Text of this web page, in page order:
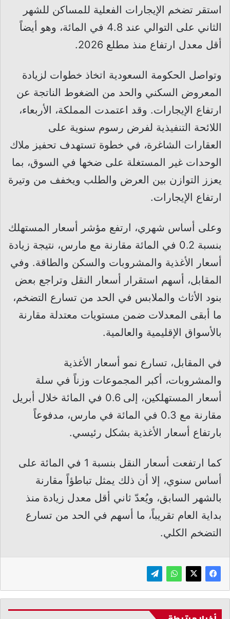
استقر تضخم الإيجارات الفعلية للمساكن للشهر
الثاني على التوالي عند 4.8 في المائة، وهو أيضاً
أقل معدل ارتفاع منذ مطلع 2026.
وتواصل الحكومة السعودية اتخاذ خطوات لزيادة
المعروض السكني والحد من الضغوط الناتجة عن
ارتفاع الإيجارات. وقد اعتمدت المملكة، الأربعاء،
اللائحة التنفيذية لفرض رسوم سنوية على
العقارات الشاغرة، في خطوة تستهدف تحفيز ملاك
الوحدات غير المستغلة على ضخها في السوق، بما
يعزز التوازن بين العرض والطلب ويخفف من وتيرة
ارتفاع الإيجارات.
وعلى أساس شهري، ارتفع مؤشر أسعار المستهلك
بنسبة 0.2 في المائة مقارنة مع مارس، نتيجة زيادة
أسعار الأغذية والمشروبات والسكن والطاقة. وفي
المقابل، أسهم استقرار أسعار النقل وتراجع بعض
بنود الأثاث والملابس في الحد من تسارع التضخم،
ما أبقى المعدلات ضمن مستويات معتدلة مقارنة
بالأسواق الإقليمية والعالمية.
في المقابل، تسارع نمو أسعار الأغذية
والمشروبات، أكبر المجموعات وزناً في سلة
أسعار المستهلكين، إلى 0.6 في المائة خلال أبريل
مقارنة مع 0.3 في المائة في مارس، مدفوعاً
بارتفاع أسعار الأغذية بشكل رئيسي.
كما ارتفعت أسعار النقل بنسبة 1 في المائة على
أساس سنوي، إلا أن ذلك يمثل تباطؤاً مقارنة
بالشهر السابق، ويُعدّ ثاني أقل معدل زيادة منذ
بداية العام تقريباً، ما أسهم في الحد من تسارع
التضخم الكلي.